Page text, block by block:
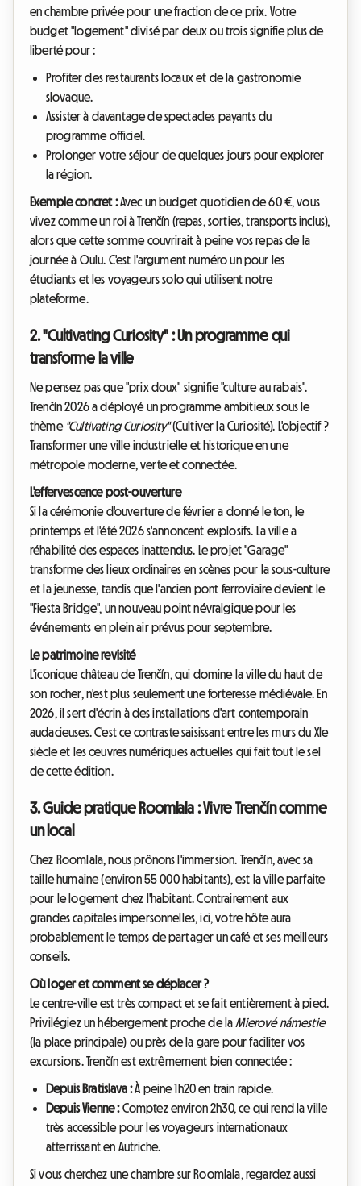
en chambre privée pour une fraction de ce prix. Votre
budget "logement" divisé par deux ou trois signifie plus de
liberté pour :
Profiter des restaurants locaux et de la gastronomie
slovaque.
Assister à davantage de spectacles payants du
programme officiel.
Prolonger votre séjour de quelques jours pour explorer
la région.
Exemple concret :Avec un budget quotidien de 60 €, vous
vivez comme un roi à Trenčín (repas, sorties, transports inclus),
alors que cette somme couvrirait à peine vos repas de la
journée à Oulu. C'est l'argument numéro un pour les
étudiants et les voyageurs solo qui utilisent notre
plateforme.
2. "Cultivating Curiosity" : Un programme qui
transforme la ville
Ne pensez pas que "prix doux" signifie "culture au rabais".
Trenčín 2026 a déployé un programme ambitieux sous le
thème "Cultivating Curiosity"(Cultiver la Curiosité). L'objectif ?
Transformer une ville industrielle et historique en une
métropole moderne, verte et connectée.
L'effervescence post-ouverture
Si la cérémonie d'ouverture de février a donné le ton, le
printemps et l'été 2026 s'annoncent explosifs. La ville a
réhabilité des espaces inattendus. Le projet "Garage"
transforme des lieux ordinaires en scènes pour la sous-culture
et la jeunesse, tandis que l'ancien pont ferroviaire devient le
"Fiesta Bridge", un nouveau point névralgique pour les
événements en plein air prévus pour septembre.
Le patrimoine revisité
L'iconique château de Trenčín, qui domine la ville du haut de
son rocher, n'est plus seulement une forteresse médiévale. En
2026, il sert d'écrin à des installations d'art contemporain
audacieuses. C'est ce contraste saisissant entre les murs du XIe
siècle et les œuvres numériques actuelles qui fait tout le sel
de cette édition.
3. Guide pratique Roomlala : Vivre Trenčín comme
un local
Chez Roomlala, nous prônons l'immersion. Trenčín, avec sa
taille humaine (environ 55 000 habitants), est la ville parfaite
pour le logement chez l'habitant. Contrairement aux
grandes capitales impersonnelles, ici, votre hôte aura
probablement le temps de partager un café et ses meilleurs
conseils.
Où loger et comment se déplacer ?
Le centre-ville est très compact et se fait entièrement à pied.
Privilégiez un hébergement proche de la Mierové námestie
(la place principale) ou près de la gare pour faciliter vos
excursions. Trenčín est extrêmement bien connectée :
Depuis Bratislava :À peine 1h20 en train rapide.
Depuis Vienne :Comptez environ 2h30, ce qui rend la ville
très accessible pour les voyageurs internationaux
atterrissant en Autriche.
Si vous cherchez une chambre sur Roomlala, regardez aussi